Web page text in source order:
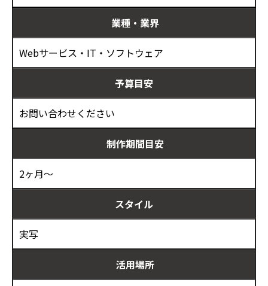
業種・業界
Webサービス・IT・ソフトウェア
予算目安
お問い合わせください
制作期間目安
2ヶ月～
スタイル
実写
活用場所